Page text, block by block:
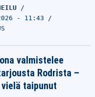
- 11:43
valmistelee
Rodrista –
taipunut